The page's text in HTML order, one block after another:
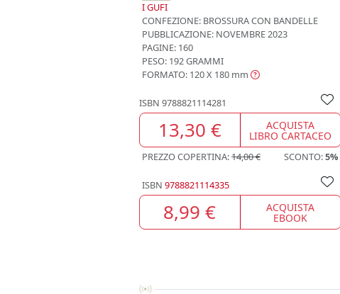
I GUFI
CONFEZIONE: BROSSURA CON BANDELLE
PUBBLICAZIONE: NOVEMBRE 2023
PAGINE: 160
PESO: 192 GRAMMI
FORMATO: 120 X 180 mm
ISBN 9788821114281
13,30 € ACQUISTA
LIBRO CARTACEO
PREZZO COPERTINA:14,00 € SCONTO:5%
ISBN 9788821114335
8,99 € ACQUISTA
EBOOK